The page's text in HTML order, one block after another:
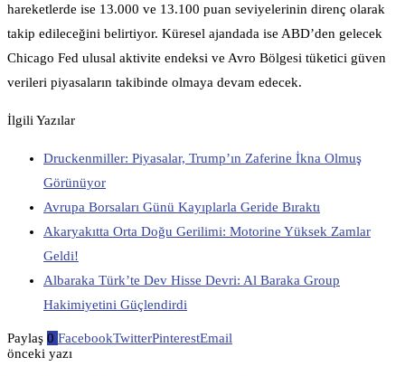
hareketlerde ise 13.000 ve 13.100 puan seviyelerinin direnç olarak
takip edileceğini belirtiyor. Küresel ajandada ise ABD’den gelecek
Chicago Fed ulusal aktivite endeksi ve Avro Bölgesi tüketici güven
verileri piyasaların takibinde olmaya devam edecek.
İlgili Yazılar
Druckenmiller: Piyasalar, Trump’ın Zaferine İkna Olmuş
Görünüyor
Avrupa Borsaları Günü Kayıplarla Geride Bıraktı
Akaryakıtta Orta Doğu Gerilimi: Motorine Yüksek Zamlar
Geldi!
Albaraka Türk’te Dev Hisse Devri: Al Baraka Group
Hakimiyetini Güçlendirdi
Paylaş 0 FacebookTwitterPinterestEmail
önceki yazı